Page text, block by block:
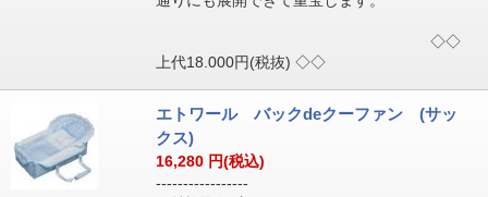
◇◇
上代18.000円(税抜) ◇◇
エトワール バックdeクーファン (サッ
クス)
16,280 円(税込)
-----------------